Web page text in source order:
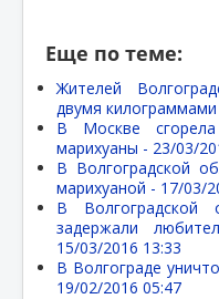
Еще по теме:
Жителей
двумя
В Москве сгорела
марихуаны - 23/03/
В Волгоградской
марихуаной - 17/03/
В Волгоградской
задержали
15/03/2016 13:33
В Волгограде
19/02/2016 05:47